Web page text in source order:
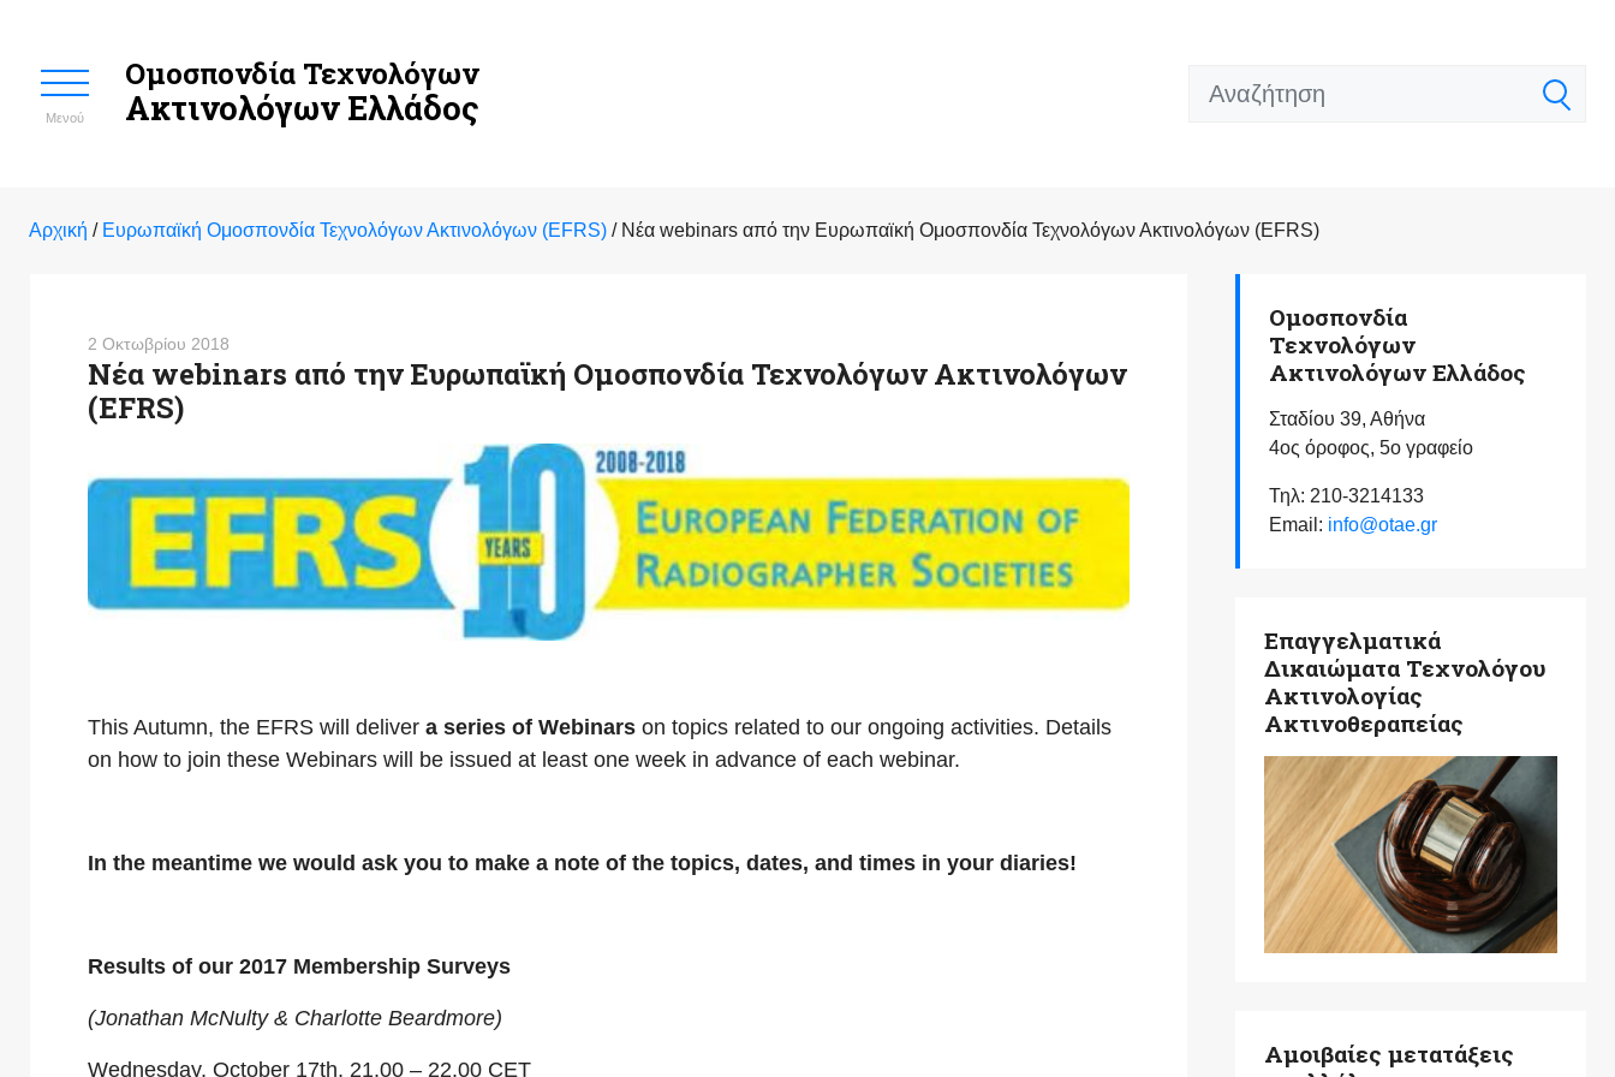
Μενού
Ομοσπονδία Τεχνολόγων
Ακτινολόγων Ελλάδος
Αρχική / Ευρωπαϊκή Ομοσπονδία Τεχνολόγων Ακτινολόγων (EFRS) / Νέα webinars από την Ευρωπαϊκή Ομοσπονδία Τεχνολόγων Ακτινολόγων (EFRS)
2 Οκτωβρίου 2018
Νέα webinars από την Ευρωπαϊκή Ομοσπονδία Τεχνολόγων Ακτινολόγων
(EFRS)
This Autumn, the EFRS will deliver a series of Webinars on topics related to our ongoing activities. Details
on how to join these Webinars will be issued at least one week in advance of each webinar.
In the meantime we would ask you to make a note of the topics, dates, and times in your diaries!
Results of our 2017 Membership Surveys
(Jonathan McNulty & Charlotte Beardmore)
Wednesday, October 17th, 21.00 – 22.00 CET
Ομοσπονδία
Τεχνολόγων
Ακτινολόγων Ελλάδος
Σταδίου 39, Αθήνα
4ος όροφος, 5ο γραφείο
Τηλ: 210-3214133
Email: info@otae.gr
Επαγγελματικά
Δικαιώματα Τεχνολόγου
Ακτινολογίας
Ακτινοθεραπείας
Αμοιβαίες μετατάξεις